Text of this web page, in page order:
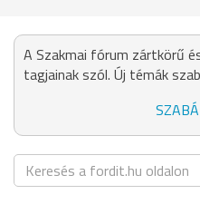
A Szakmai fórum zártkörű
tagjainak szól. Új témák